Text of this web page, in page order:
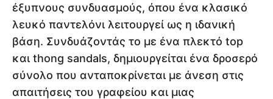
έξυπνους συνδυασμούς, όπου ένα κλασικό
λευκό παντελόνι λειτουργεί ως η ιδανική
βάση. Συνδυάζοντάς το με ένα πλεκτό top
και thong sandals, δημιουργείται ένα δροσερό
σύνολο που ανταποκρίνεται με άνεση στις
απαιτήσεις του γραφείου και μιας